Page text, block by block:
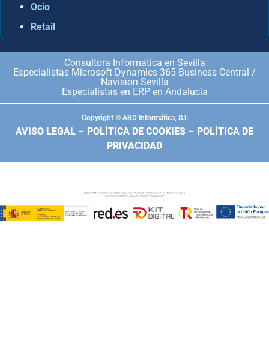
Ocio
Retail
Consultora Informática en Sevilla
Especialistas Microsoft Dynamics 365 Business Central /
Navision Sevilla
Especialistas en ERP en Andalucía
Copyright © ABD Informática, S.L
AVISO LEGAL – POLÍTICA DE COOKIES – POLÍTICA DE
PRIVACIDAD